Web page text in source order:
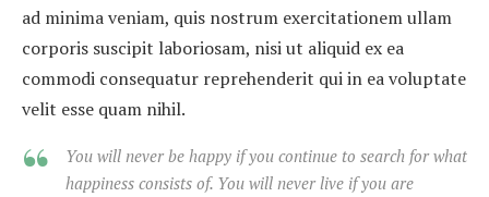
ad minima veniam, quis nostrum exercitationem ullam
corporis suscipit laboriosam, nisi ut aliquid ex ea
commodi consequatur reprehenderit qui in ea voluptate
velit esse quam nihil.
You will never be happy if you continue to search for what
happiness consists of. You will never live if you are